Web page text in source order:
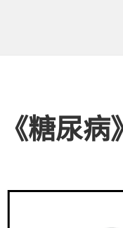
《糖尿